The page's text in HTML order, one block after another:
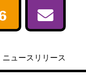
ニュースリリース